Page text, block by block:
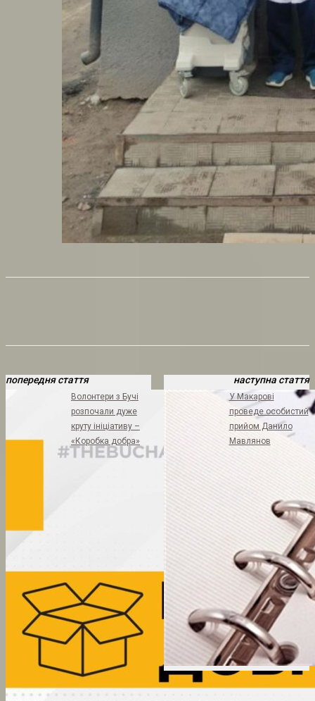
попередня стаття
Волонтери з Бучі
розпочали дуже
круту ініціативу –
«Коробка добра»
наступна стаття
У Макарові
проведе особистий
прийом Данило
Мавлянов